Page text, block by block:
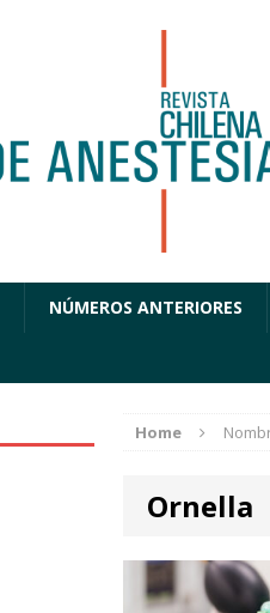
NÚMEROS ANTERIORES
Home
Ornella